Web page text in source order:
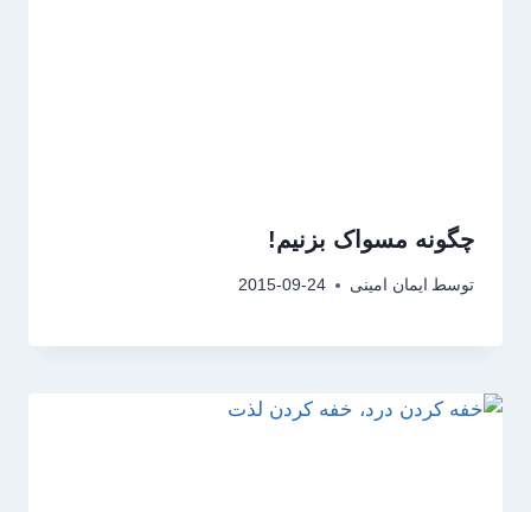
چگونه مسواک بزنیم!
توسط ایمان امینی 2015-09-24